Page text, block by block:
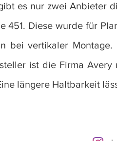
es nur zwei Anbieter
451. Diese wurde für
bei vertikaler
ist die Firma
längere Haltbarkeit